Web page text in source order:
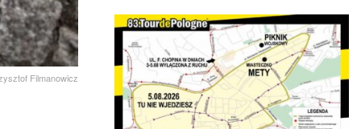
Filmanowicz